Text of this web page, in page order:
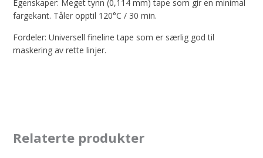
Egenskaper: Meget tynn (0,114 mm) tape som gir en minimal
fargekant. Tåler opptil 120°C / 30 min.
Fordeler: Universell fineline tape som er særlig god til
maskering av rette linjer.
Relaterte produkter